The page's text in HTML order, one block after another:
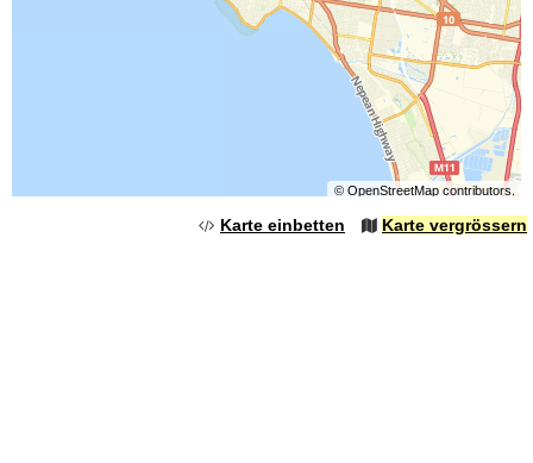
© OpenStreetMapcontributors.
Karte einbetten Karte vergrössern